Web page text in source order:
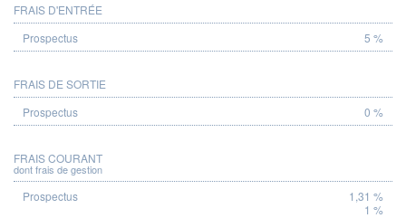
PROSPECTUS
FRAIS D'ENTRÉE
5 %
FRAIS DE SORTIE
0 %
FRAIS COURANT
dont frais de gestion
1,31 %
1 %